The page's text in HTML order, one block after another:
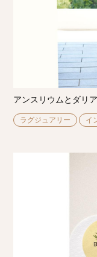
アンスリウムとダリ
ラグジュアリー イ